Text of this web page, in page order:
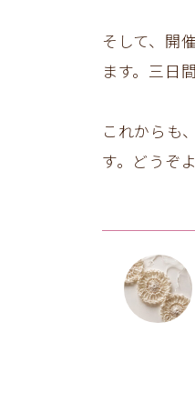
そして、開
ます。三日
これからも
す。どうぞ